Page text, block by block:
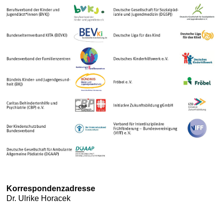
Korrespondenzadresse
Dr. Ulrike Horacek